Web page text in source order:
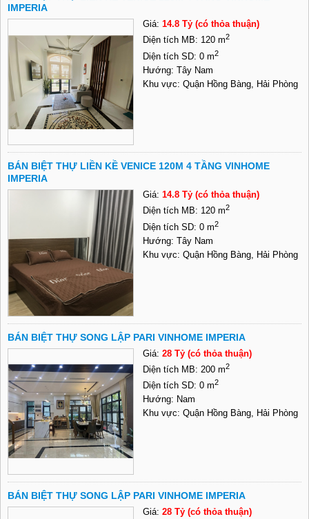
IMPERIA
Giá: 14.8 Tỷ (có thỏa thuận)
Diện tích MB: 120 m2
Diện tích SD: 0 m2
Hướng: Tây Nam
Khu vực: Quận Hồng Bàng, Hải Phòng
BÁN BIỆT THỰ LIỀN KỀ VENICE 120M 4 TẦNG VINHOME
IMPERIA
Giá: 14.8 Tỷ (có thỏa thuận)
Diện tích MB: 120 m2
Diện tích SD: 0 m2
Hướng: Tây Nam
Khu vực: Quận Hồng Bàng, Hải Phòng
BÁN BIỆT THỰ SONG LẬP PARI VINHOME IMPERIA
Giá: 28 Tỷ (có thỏa thuận)
Diện tích MB: 200 m2
Diện tích SD: 0 m2
Hướng: Nam
Khu vực: Quận Hồng Bàng, Hải Phòng
BÁN BIỆT THỰ SONG LẬP PARI VINHOME IMPERIA
Giá: 28 Tỷ (có thỏa thuận)